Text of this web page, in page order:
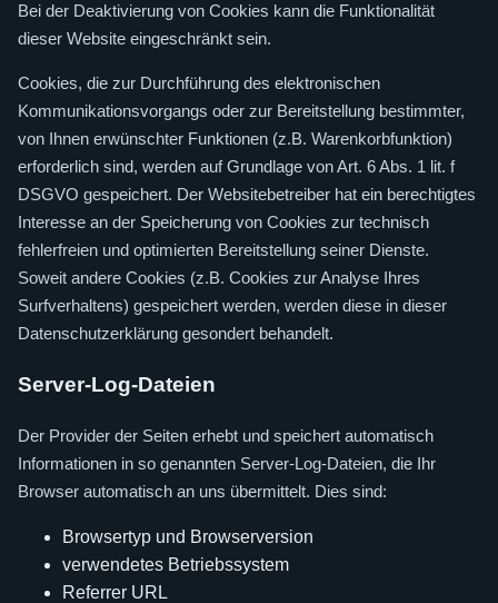
Bei der Deaktivierung von Cookies kann die Funktionalität
dieser Website eingeschränkt sein.
Cookies, die zur Durchführung des elektronischen
Kommunikationsvorgangs oder zur Bereitstellung bestimmter,
von Ihnen erwünschter Funktionen (z.B. Warenkorbfunktion)
erforderlich sind, werden auf Grundlage von Art. 6 Abs. 1 lit. f
DSGVO gespeichert. Der Websitebetreiber hat ein berechtigtes
Interesse an der Speicherung von Cookies zur technisch
fehlerfreien und optimierten Bereitstellung seiner Dienste.
Soweit andere Cookies (z.B. Cookies zur Analyse Ihres
Surfverhaltens) gespeichert werden, werden diese in dieser
Datenschutzerklärung gesondert behandelt.
Server-Log-Dateien
Der Provider der Seiten erhebt und speichert automatisch
Informationen in so genannten Server-Log-Dateien, die Ihr
Browser automatisch an uns übermittelt. Dies sind:
Browsertyp und Browserversion
verwendetes Betriebssystem
Referrer URL